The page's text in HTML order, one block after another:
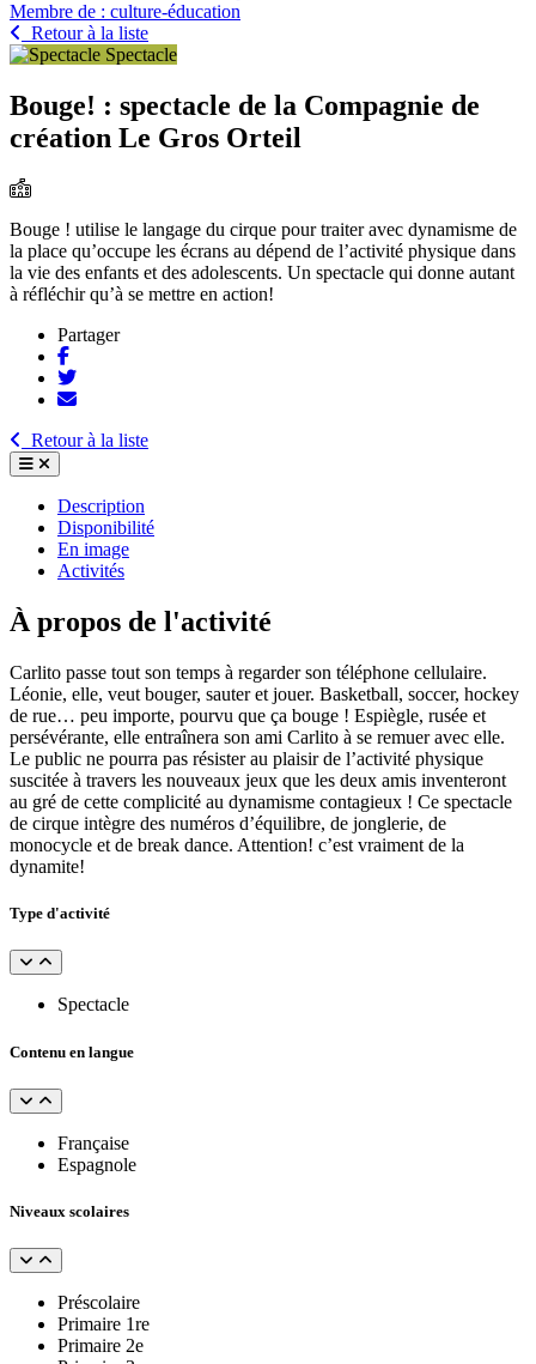
Membre de :
Retour à la liste
Spectacle
Bouge! : spectacle de la Compagnie de
création Le Gros Orteil
Bouge ! utilise le langage du cirque pour traiter avec dynamisme de
la place qu’occupe les écrans au dépend de l’activité physique dans
la vie des enfants et des adolescents. Un spectacle qui donne autant
à réfléchir qu’à se mettre en action!
Partager
Retour à la liste
Description
Disponibilité
En image
Activités
À propos de l'activité
Carlito passe tout son temps à regarder son téléphone cellulaire.
Léonie, elle, veut bouger, sauter et jouer. Basketball, soccer, hockey
de rue… peu importe, pourvu que ça bouge ! Espiègle, rusée et
persévérante, elle entraînera son ami Carlito à se remuer avec elle.
Le public ne pourra pas résister au plaisir de l’activité physique
suscitée à travers les nouveaux jeux que les deux amis inventeront
au gré de cette complicité au dynamisme contagieux ! Ce spectacle
de cirque intègre des numéros d’équilibre, de jonglerie, de
monocycle et de break dance. Attention! c’est vraiment de la
dynamite!
Type d'activité
Spectacle
Contenu en langue
Française
Espagnole
Niveaux scolaires
Préscolaire
Primaire 1re
Primaire 2e